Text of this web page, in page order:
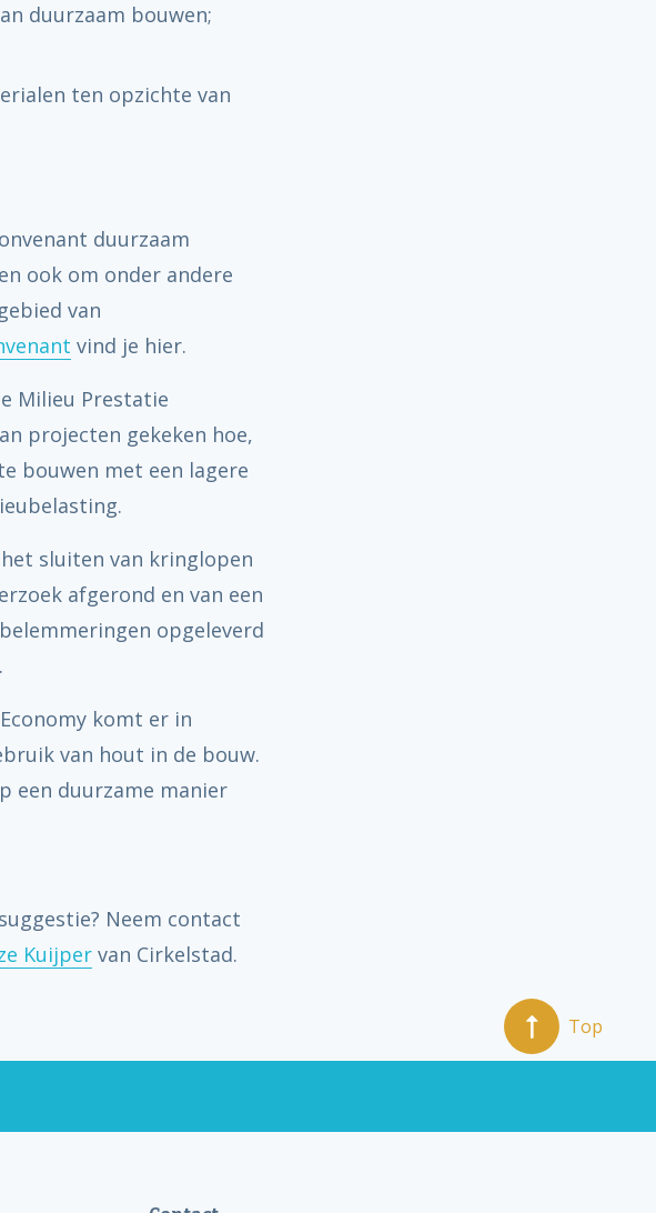
duurzaam bouwen;
ten opzichte van
duurzaam
ook om onder andere
van
vind je hier.
Milieu Prestatie
projecten gekeken hoe,
bouwen met een lagere
sluiten van kringlopen
afgerond en van een
opgeleverd
komt er in
van hout in de bouw.
een duurzame manier
Neem contact
Kuijper van Cirkelstad.
Top